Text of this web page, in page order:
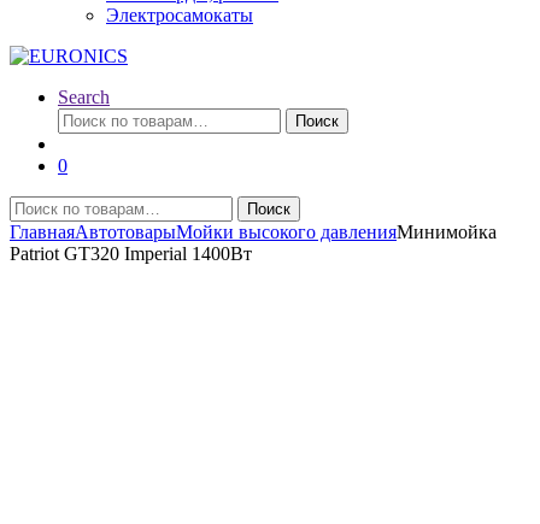
Электросамокаты
Search
Искать:
Поиск
0
Искать:
Поиск
ГлавнаяАвтотоварыМойки высокого давленияМинимойка
Patriot GT320 Imperial 1400Вт